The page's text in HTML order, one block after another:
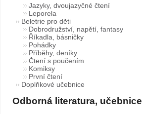
Jazyky, dvoujazyčné čtení
Leporela
Beletrie pro děti
Dobrodružství, napětí, fantasy
Říkadla, básničky
Pohádky
Příběhy, deníky
Čtení s poučením
Komiksy
První čtení
Doplňkové učebnice
Odborná literatura, učebnice